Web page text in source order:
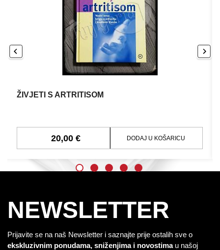
ŽIVJETI S ARTRITISOM
20,00 € DODAJ U KOŠARICU
NEWSLETTER
Prijavite se na naš Newsletter i saznajte prije ostalih sve o
ekskluzivnim ponudama, sniženjima i novostimau našoj